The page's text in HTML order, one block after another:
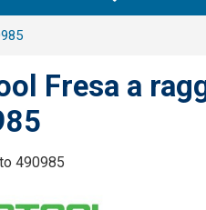
Fresa a
490985